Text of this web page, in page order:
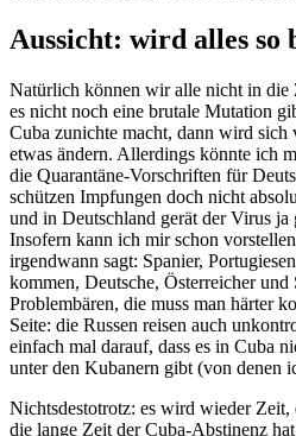
Aussicht: wird alles so
Natürlich können wir alle nicht in die
es nicht noch eine brutale Mutation
Cuba zunichte macht, dann wird sich
etwas ändern. Allerdings könnte ich
die Quarantäne-Vorschriften für
schützen Impfungen doch nicht
und in Deutschland gerät der Virus ja
Insofern kann ich mir schon
irgendwann sagt: Spanier,
kommen, Deutsche, Österreicher
Problembären, die muss man härter
Seite: die Russen reisen auch
einfach mal darauf, dass es in Cuba
unter den Kubanern gibt (von denen
Nichtsdestotrotz: es wird wieder
die lange Zeit der Cuba-Abstinenz